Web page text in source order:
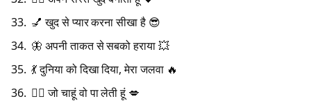
💅 खुद से प्यार करना सीखा है 😎
🦋 अपनी ताकत से सबको हराया 💥
💃 दुनिया को दिखा दिया, मेरा जलवा 🔥
💁‍♀️ जो चाहूं वो पा लेती हूं 💋